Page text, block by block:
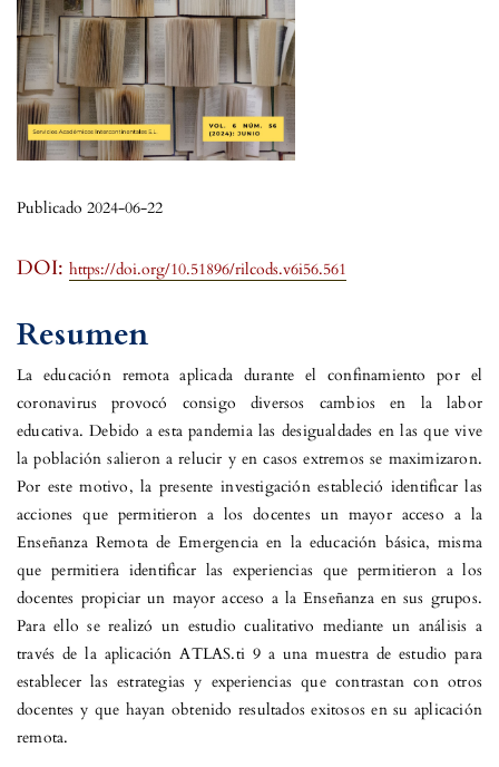
DOI: https://doi.org/10.51896/rilcods.v6i56.561
Publicado 2024-06-22
Resumen
La educación remota aplicada durante el confinamiento por el
coronavirus provocó consigo diversos cambios en la labor
educativa. Debido a esta pandemia las desigualdades en las que vive
la población salieron a relucir y en casos extremos se maximizaron.
Por este motivo, la presente investigación estableció identificar las
acciones que permitieron a los docentes un mayor acceso a la
Enseñanza Remota de Emergencia en la educación básica, misma
que permitiera identificar las experiencias que permitieron a los
docentes propiciar un mayor acceso a la Enseñanza en sus grupos.
Para ello se realizó un estudio cualitativo mediante un análisis a
través de la aplicación ATLAS.ti 9 a una muestra de estudio para
establecer las estrategias y experiencias que contrastan con otros
docentes y que hayan obtenido resultados exitosos en su aplicación
remota.